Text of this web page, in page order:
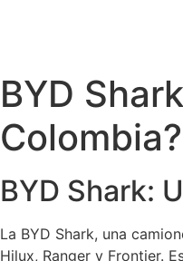
BYD
Colombia?
BYD Shark:
La BYD Shark, una
Hilux, Ranger y Frontier.